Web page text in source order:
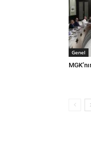
Genel